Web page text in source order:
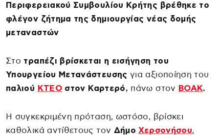
Περιφερειακού Συμβουλίου Κρήτης βρέθηκε το
φλέγον ζήτημα της δημιουργίας νέας δομής
μεταναστών
Στο τραπέζι βρίσκεται η εισήγηση του
Υπουργείου Μετανάστευσης για αξιοποίηση του
παλιού ΚΤΕΟστον Καρτερό, πάνω στον ΒΟΑΚ.
Η συγκεκριμένη πρόταση, ωστόσο, βρίσκει
καθολικά αντίθετους τον ΔήμοΧερσονήσου,